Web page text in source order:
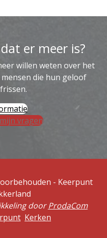
er meer is?
willen weten over het
die hun geloof
vragen
- Keerpunt
doorProdaCom
Kerken